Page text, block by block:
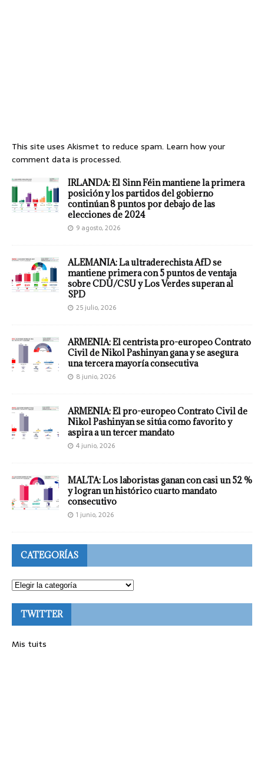
This site uses Akismet to reduce spam. Learn how your
comment data is processed.
IRLANDA: El Sinn Féin mantiene la primera
posición y los partidos del gobierno
continúan 8 puntos por debajo de las
elecciones de 2024
9 agosto, 2026
ALEMANIA: La ultraderechista AfD se
mantiene primera con 5 puntos de ventaja
sobre CDU/CSU y Los Verdes superan al
SPD
25 julio, 2026
ARMENIA: El centrista pro-europeo Contrato
Civil de Nikol Pashinyan gana y se asegura
una tercera mayoría consecutiva
8 junio, 2026
ARMENIA: El pro-europeo Contrato Civil de
Nikol Pashinyan se sitúa como favorito y
aspira a un tercer mandato
4 junio, 2026
MALTA: Los laboristas ganan con casi un 52 %
y logran un histórico cuarto mandato
consecutivo
1 junio, 2026
CATEGORÍAS
TWITTER
Mis tuits